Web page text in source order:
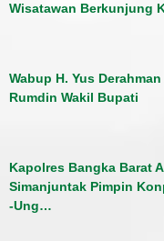
Wisatawan Berkunjung
Wabup H. Yus
Rumdin Wakil Bupati
Kapolres Bangka Barat
Simanjuntak Pimpin
-Ung…